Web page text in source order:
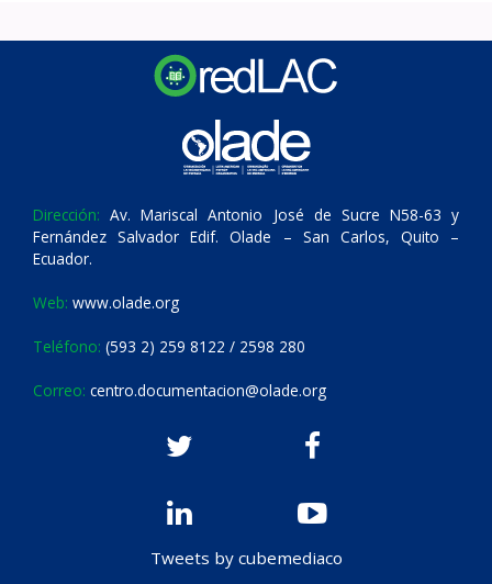
Dirección: Av. Mariscal Antonio José de Sucre N58-63 y
Fernández Salvador Edif. Olade – San Carlos, Quito –
Ecuador.
Web: www.olade.org
Teléfono: (593 2) 259 8122 / 2598 280
Correo: centro.documentacion@olade.org
Tweets by cubemediaco